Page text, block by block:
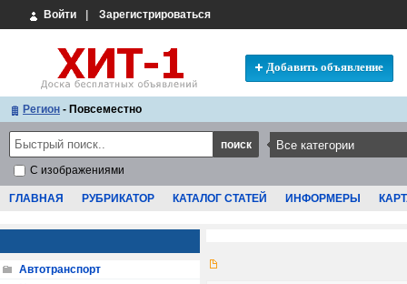
Войти Зарегистрироваться
Добавить объявление
Регион - Повсеместно
С изображениями
ГЛАВНАЯ РУБРИКАТОР КАТАЛОГ СТАТЕЙ ИНФОРМЕРЫ
Автотранспорт